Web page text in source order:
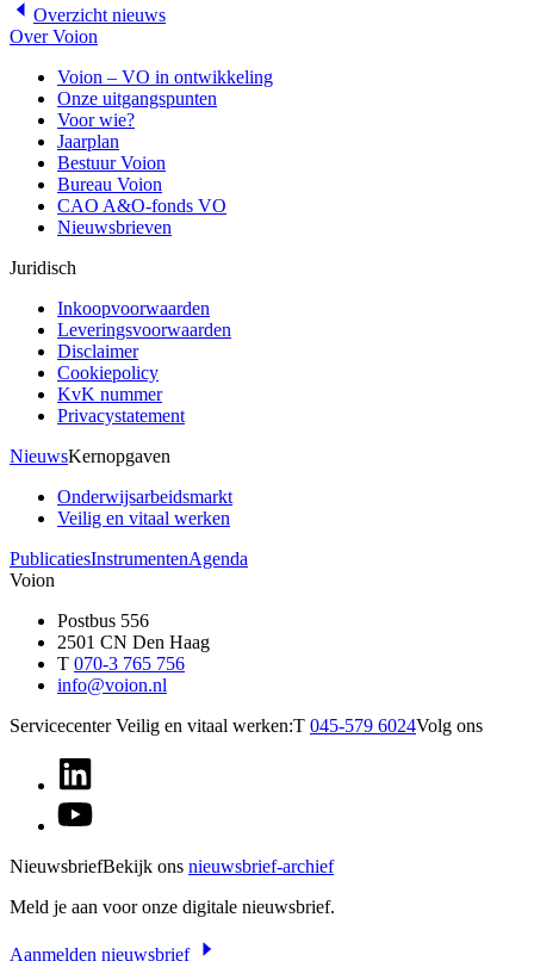
Overzicht nieuws
Over Voion
Voion – VO in ontwikkeling
Onze uitgangspunten
Voor wie?
Jaarplan
Bestuur Voion
Bureau Voion
CAO A&O-fonds VO
Nieuwsbrieven
Juridisch
Inkoopvoorwaarden
Leveringsvoorwaarden
Disclaimer
Cookiepolicy
KvK nummer
Privacystatement
NieuwsKernopgaven
Onderwijsarbeidsmarkt
Veilig en vitaal werken
PublicatiesInstrumentenAgenda
Voion
Postbus 556
2501 CN Den Haag
T 070-3 765 756
info@voion.nl
Servicecenter Veilig en vitaal werken:T 045-579 6024Volg ons
NieuwsbriefBekijk ons nieuwsbrief-archief
Meld je aan voor onze digitale nieuwsbrief.
Aanmelden nieuwsbrief